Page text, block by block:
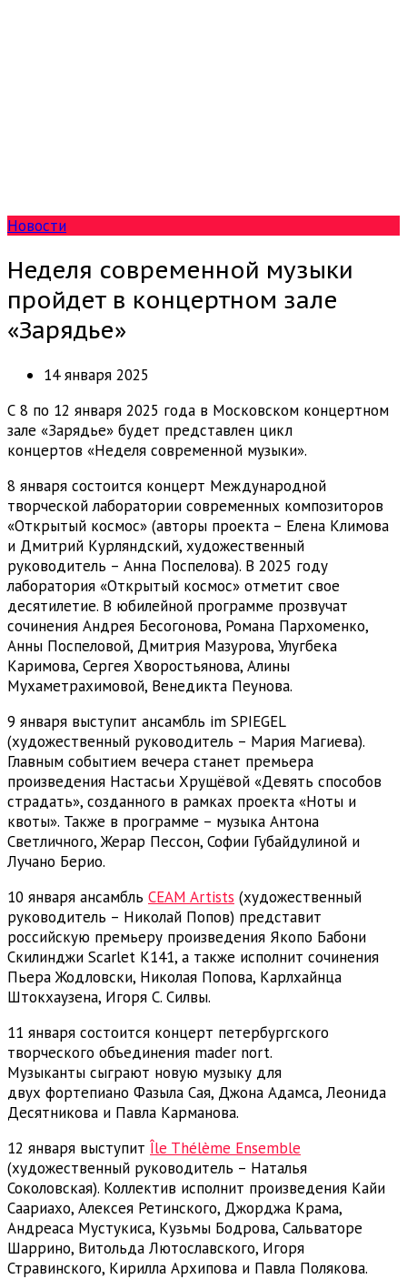
Новости
Неделя современной музыки
пройдет в концертном зале
«Зарядье»
14 января 2025
С 8 по 12 января 2025 года в Московском концертном
зале «Зарядье» будет представлен цикл
концертов «Неделя современной музыки».
8 января состоится концерт Международной
творческой лаборатории современных композиторов
«Открытый космос» (авторы проекта – Елена Климова
и Дмитрий Курляндский, художественный
руководитель – Анна Поспелова). В 2025 году
лаборатория «Открытый космос» отметит свое
десятилетие. В юбилейной программе прозвучат
сочинения Андрея Бесогонова, Романа Пархоменко,
Анны Поспеловой, Дмитрия Мазурова, Улугбека
Каримова, Сергея Хворостьянова, Алины
Мухаметрахимовой, Венедикта Пеунова.
9 января выступит ансамбль im SPIEGEL
(художественный руководитель – Мария Магиева).
Главным событием вечера станет премьера
произведения Настасьи Хрущёвой «Девять способов
страдать», созданного в рамках проекта «Ноты и
квоты». Также в программе – музыка Антона
Светличного, Жерар Пессон, Софии Губайдулиной и
Лучано Берио.
10 января ансамбль CEAM Artists (художественный
руководитель – Николай Попов) представит
российскую премьеру произведения Якопо Бабони
Скилинджи Scarlet K141, а также исполнит сочинения
Пьера Жодловски, Николая Попова, Карлхайнца
Штокхаузена, Игоря С. Силвы.
11 января состоится концерт петербургского
творческого объединения mader nort.
Музыканты сыграют новую музыку для
двух фортепиано Фазыла Сая, Джона Адамса, Леонида
Десятникова и Павла Карманова.
12 января выступит Île Thélème Ensemble
(художественный руководитель – Наталья
Соколовская). Коллектив исполнит произведения Кайи
Саариахо, Алексея Ретинского, Джорджа Крама,
Андреаса Мустукиса, Кузьмы Бодрова, Сальваторе
Шаррино, Витольда Лютославского, Игоря
Стравинского, Кирилла Архипова и Павла Полякова.